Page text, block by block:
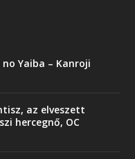
Yaiba – Kanroji
az elveszett
hercegnő, OC